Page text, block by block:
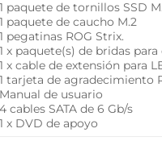
1 paquete de tornillos SSD
1 paquete de caucho M.2
1 pegatinas ROG Strix.
1 x paquete(s) de bridas para
1 x cable de extensión para
1 tarjeta de agradecimiento
Manual de usuario
4 cables SATA de 6 Gb/s
1 x DVD de apoyo